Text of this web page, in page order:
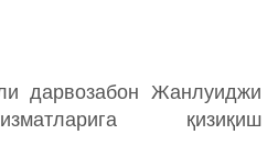
дарвозабон Жанлуиджи
қизиқиш